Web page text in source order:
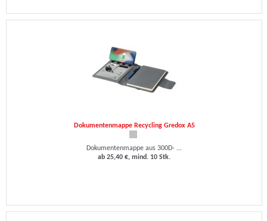
Dokumentenmappe Recycling Gredox A5
Dokumentenmappe aus 300D- ...
ab 25,40 €, mind. 10 Stk.